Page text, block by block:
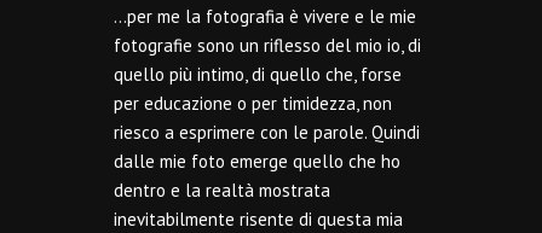
…per me la fotografia è vivere e le mie
fotografie sono un riflesso del mio io, di
quello più intimo, di quello che, forse
per educazione o per timidezza, non
riesco a esprimere con le parole. Quindi
dalle mie foto emerge quello che ho
dentro e la realtà mostrata
inevitabilmente risente di questa mia